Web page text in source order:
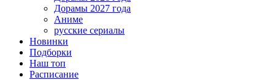
Дорамы 2027 года
Аниме
русские сериалы
Новинки
Подборки
Наш топ
Расписание